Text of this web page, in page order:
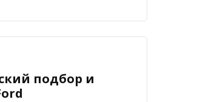
подбор и